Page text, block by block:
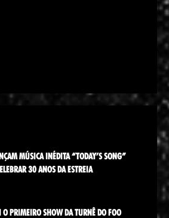
MÚSICA INÉDITA “TODAY’S SONG”
30 ANOS DA ESTREIA
O PRIMEIRO SHOW DA TURNÊ DO FOO